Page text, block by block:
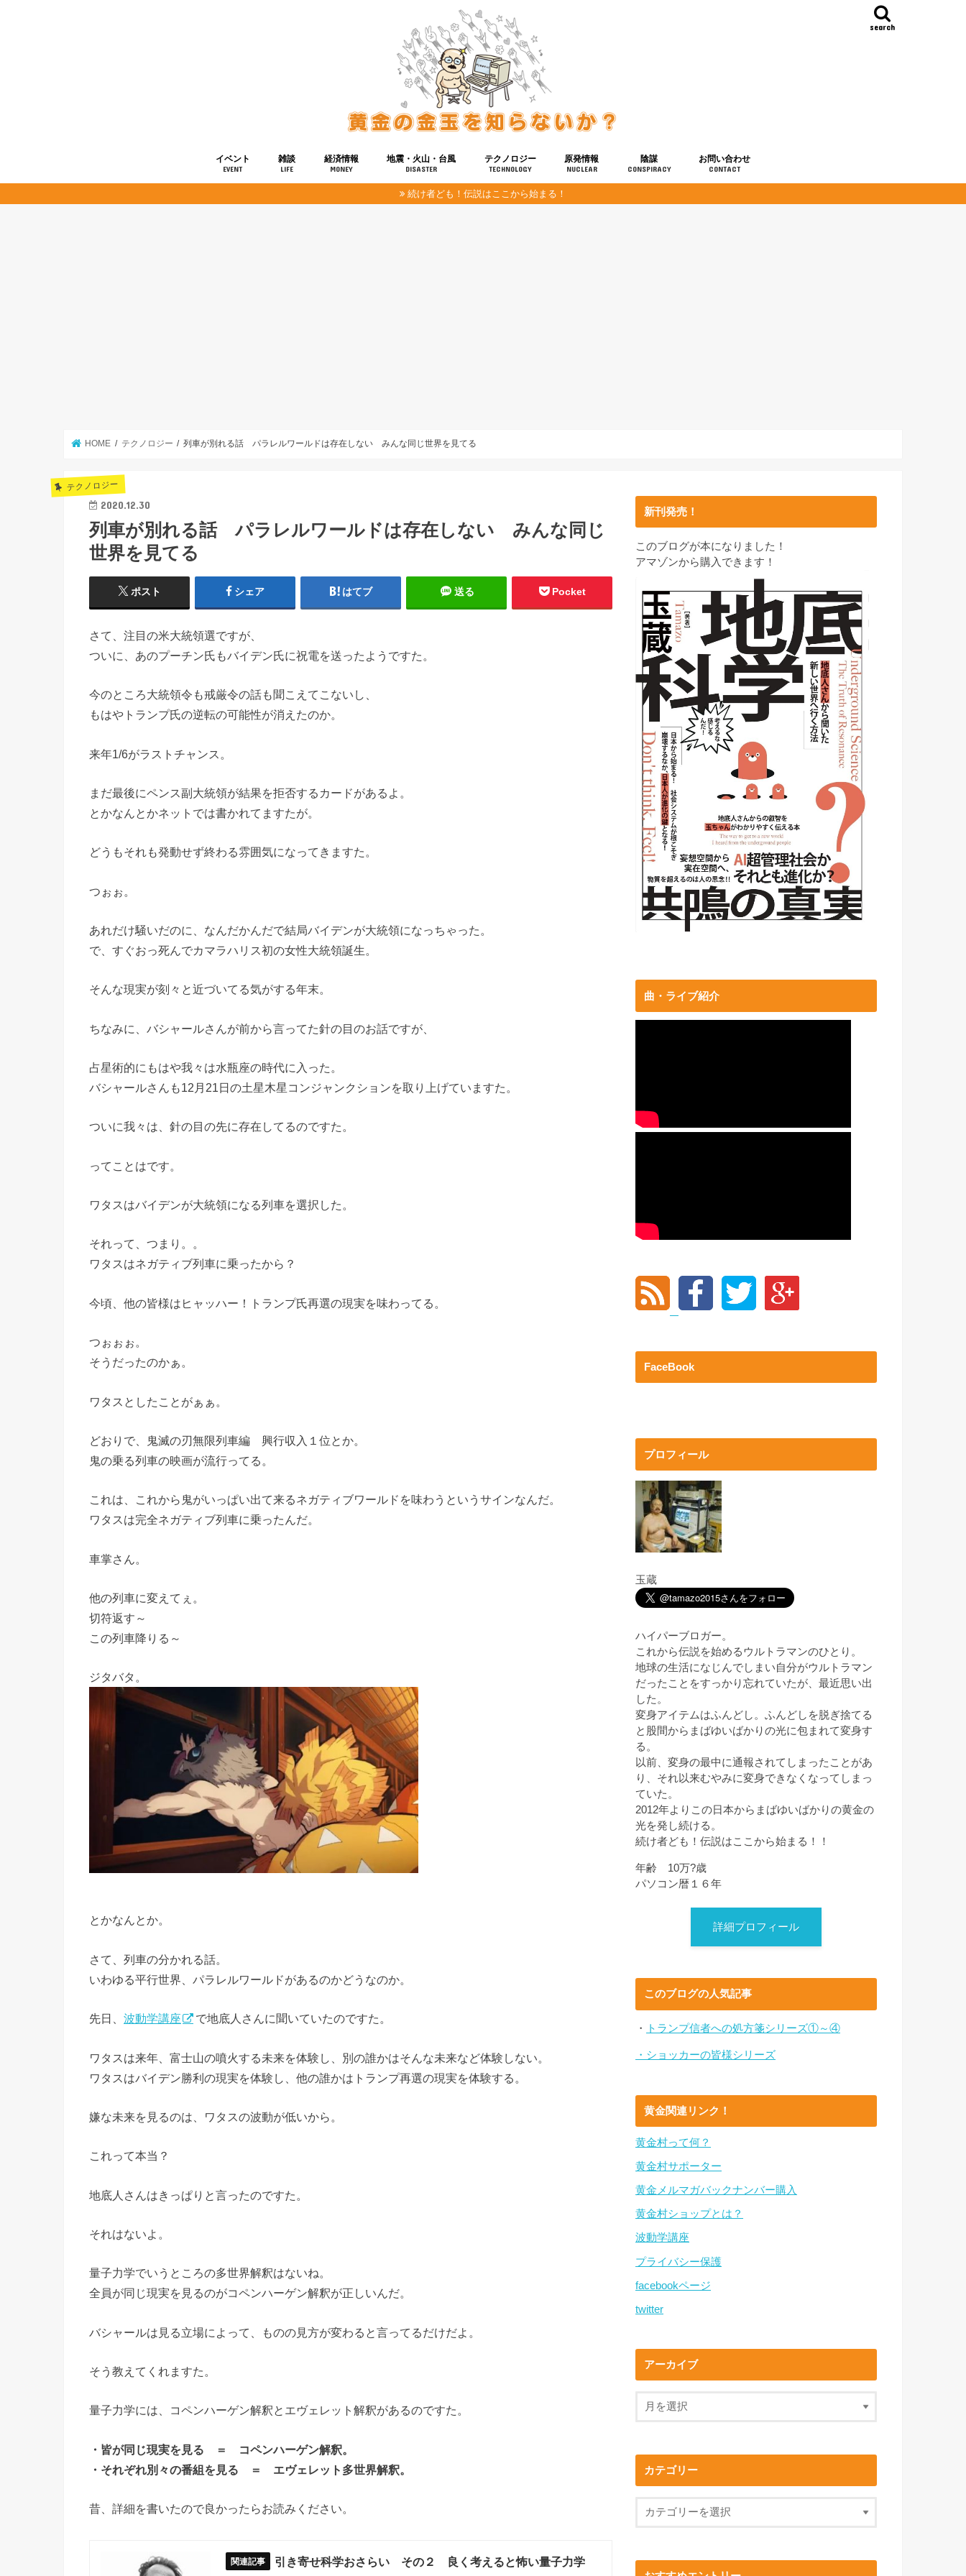
search
イベント
EVENT
雑談
LIFE
経済情報
MONEY
地震・火山・台風
DISASTER
テクノロジー
TECHNOLOGY
健康
宇宙
原発情報
NUCLEAR
陰謀
CONSPIRACY
お問い合わせ
CONTACT
続け者ども！伝説はここから始まる！
HOME テクノロジー 列車が別れる話 パラレルワールドは存在しない みんな同じ世界を見てる
テクノロジー
2020.12.30
列車が別れる話 パラレルワールドは存在しない みんな同じ
世界を見てる
ポスト シェア はてブ 送る Pocket
さて、注目の米大統領選ですが、
ついに、あのプーチン氏もバイデン氏に祝電を送ったようですた。
今のところ大統領令も戒厳令の話も聞こえてこないし、
もはやトランプ氏の逆転の可能性が消えたのか。
来年1/6がラストチャンス。
まだ最後にペンス副大統領が結果を拒否するカードがあるよ。
とかなんとかネットでは書かれてますたが。
どうもそれも発動せず終わる雰囲気になってきますた。
つぉぉ。
あれだけ騒いだのに、なんだかんだで結局バイデンが大統領になっちゃった。
で、すぐおっ死んでカマラハリス初の女性大統領誕生。
そんな現実が刻々と近づいてる気がする年末。
ちなみに、バシャールさんが前から言ってた針の目のお話ですが、
占星術的にもはや我々は水瓶座の時代に入った。
バシャールさんも12月21日の土星木星コンジャンクションを取り上げていますた。
ついに我々は、針の目の先に存在してるのですた。
ってことはです。
ワタスはバイデンが大統領になる列車を選択した。
それって、つまり。。
ワタスはネガティブ列車に乗ったから？
今頃、他の皆様はヒャッハー！トランプ氏再選の現実を味わってる。
つぉぉぉ。
そうだったのかぁ。
ワタスとしたことがぁぁ。
どおりで、鬼滅の刃無限列車編 興行収入１位とか。
鬼の乗る列車の映画が流行ってる。
これは、これから鬼がいっぱい出て来るネガティブワールドを味わうというサインなんだ。
ワタスは完全ネガティブ列車に乗ったんだ。
車掌さん。
他の列車に変えてぇ。
切符返す～
この列車降りる～
ジタバタ。
とかなんとか。
さて、列車の分かれる話。
いわゆる平行世界、パラレルワールドがあるのかどうなのか。
先日、 波動学講座 で地底人さんに聞いていたのですた。
ワタスは来年、富士山の噴火する未来を体験し、別の誰かはそんな未来など体験しない。
ワタスはバイデン勝利の現実を体験し、他の誰かはトランプ再選の現実を体験する。
嫌な未来を見るのは、ワタスの波動が低いから。
これって本当？
地底人さんはきっぱりと言ったのですた。
それはないよ。
量子力学でいうところの多世界解釈はないね。
全員が同じ現実を見るのがコペンハーゲン解釈が正しいんだ。
バシャールは見る立場によって、ものの見方が変わると言ってるだけだよ。
そう教えてくれますた。
量子力学には、コペンハーゲン解釈とエヴェレット解釈があるのですた。
・皆が同じ現実を見る ＝ コペンハーゲン解釈。
・それぞれ別々の番組を見る ＝ エヴェレット多世界解釈。
昔、詳細を書いたので良かったらお読みください。
引き寄せ科学おさらい その２ 良く考えると怖い量子力学
新刊発売！
このブログが本になりました！
アマゾンから購入できます！
曲・ライブ紹介
FaceBook
プロフィール
玉蔵
ハイパーブロガー。
これから伝説を始めるウルトラマンのひとり。
地球の生活になじんでしまい自分がウルトラマン
だったことをすっかり忘れていたが、最近思い出
した。
変身アイテムはふんどし。ふんどしを脱ぎ捨てる
と股間からまばゆいばかりの光に包まれて変身す
る。
以前、変身の最中に通報されてしまったことがあ
り、それ以来むやみに変身できなくなってしまっ
ていた。
2012年よりこの日本からまばゆいばかりの黄金の
光を発し続ける。
続け者ども！伝説はここから始まる！！
年齢 10万?歳
パソコン暦１６年
詳細プロフィール
このブログの人気記事
・ トランプ信者への処方箋シリーズ①～④
・ショッカーの皆様シリーズ
黄金関連リンク！
黄金村って何？
黄金村サポーター
黄金メルマガバックナンバー購入
黄金村ショップとは？
波動学講座
プライバシー保護
facebookページ
twitter
アーカイブ
カテゴリー